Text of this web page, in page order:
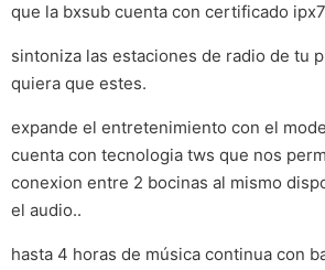
que la bxsub cuenta con certificado
sintoniza las estaciones de radio de tu
quiera que estes.
expande el entretenimiento con el
cuenta con tecnologia tws que nos
conexion entre 2 bocinas al mismo
el audio..
hasta 4 horas de música continua con